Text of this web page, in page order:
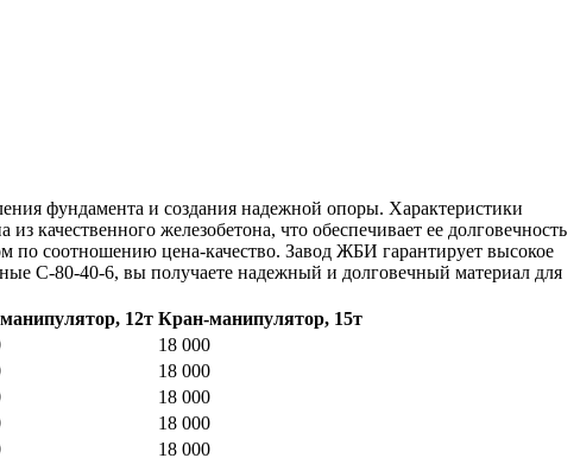
фундамента и создания надежной опоры. Характеристики
железобетона, что обеспечивает ее долговечность
по соотношению цена-качество. Завод ЖБИ гарантирует высокое
С-80-40-6, вы получаете надежный и долговечный материал для
12т Кран-манипулятор, 15т
18 000
18 000
18 000
18 000
18 000